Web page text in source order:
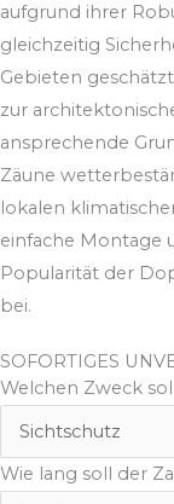
aufgrund ihrer
gleichzeitig
Gebieten
zur
ansprechende
Zäune
lokalen
einfache Montage
Popularität der
bei.
SOFORTIGES
Welchen Zweck
Wie lang soll der